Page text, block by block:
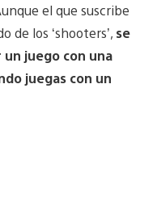
el que suscribe
de los ‘shooters’, se
juego con una
juegas con un